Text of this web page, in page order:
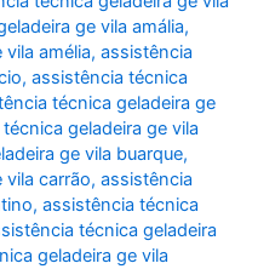
ge vila amália,
amélia,assistência
,assistência técnica
técnica geladeira ge
geladeira ge vila
ge vila buarque,
vila carrão,assistência
,assistência técnica
técnica geladeira
geladeira ge vila